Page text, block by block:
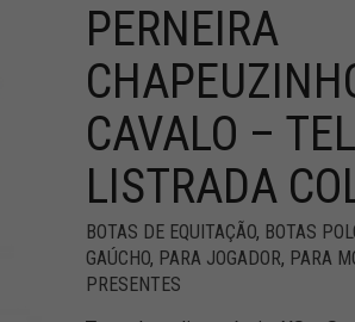
PERNEIRA
CAVALO –
LISTRADA
BOTAS DE EQUITAÇÃO, BOTAS
GAÚCHO, PARA JOGADOR, PARA
PRESENTES